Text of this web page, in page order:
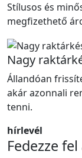
Stílusos és
megfizethető
Nagy
Állandóan
akár azonnali
tenni.
hírlevél
Fedezze